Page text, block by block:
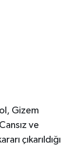
Gizem
ve
çıkarıldığı